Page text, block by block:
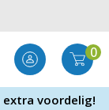
0
extra voordelig!